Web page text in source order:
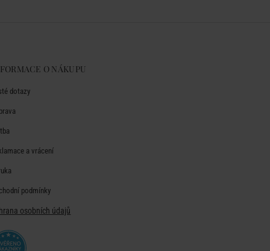
O NÁKUPU
dotazy
a vrácení
podmínky
osobních údajů